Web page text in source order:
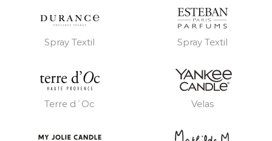
Spray Textil Spray Textil
Terre d´Oc Velas